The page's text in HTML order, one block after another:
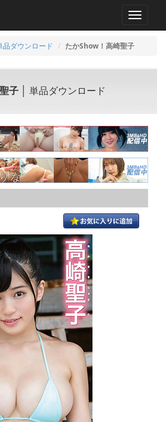
MENU
品ダウンロード たかShow！高崎聖子
子 │ 単品ダウンロード